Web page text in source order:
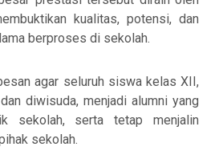
kualitas, potensi, dan
berproses di sekolah.
agar seluruh siswa kelas XII,
diwisuda, menjadi alumni yang
sekolah, serta tetap menjalin
sekolah.